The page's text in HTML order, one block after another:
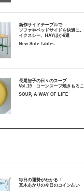
新作サイドテーブルで
ソファやベッドサイドを快適に。
イクスシー、HAYほか6選
New Side Tables
長尾智子の日々のスープ
Vol.19 コーンスープ焼きもろ
SOUP, A WAY OF LIFE
毎日の運勢がわかる！